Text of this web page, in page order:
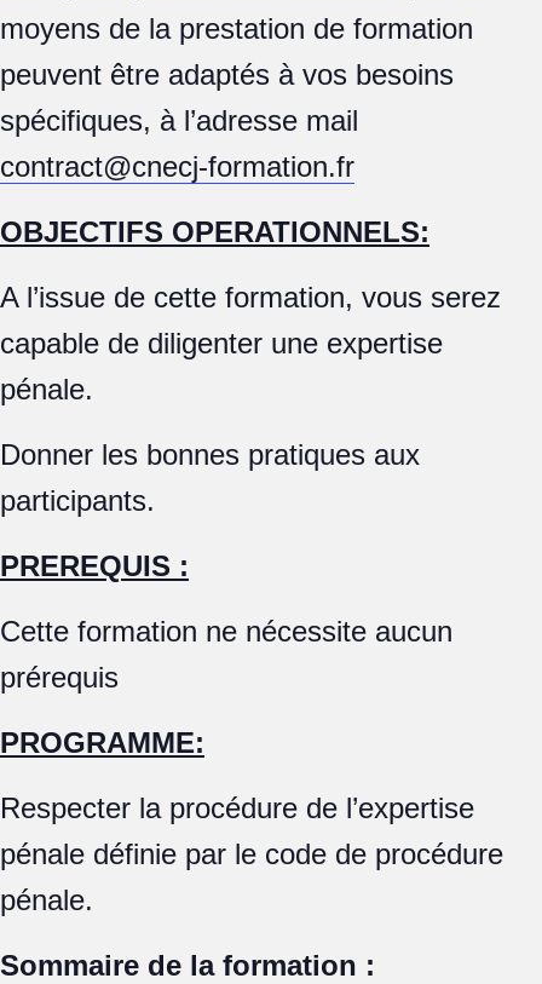
moyens de la prestation de formation
peuvent être adaptés à vos besoins
spécifiques, à l’adresse mail
contract@cnecj-formation.fr
OBJECTIFS OPERATIONNELS:
A l’issue de cette formation, vous serez
capable de diligenter une expertise
pénale.
Donner les bonnes pratiques aux
participants.
PREREQUIS :
Cette formation ne nécessite aucun
prérequis
PROGRAMME:
Respecter la procédure de l’expertise
pénale définie par le code de procédure
pénale.
Sommaire de la formation :